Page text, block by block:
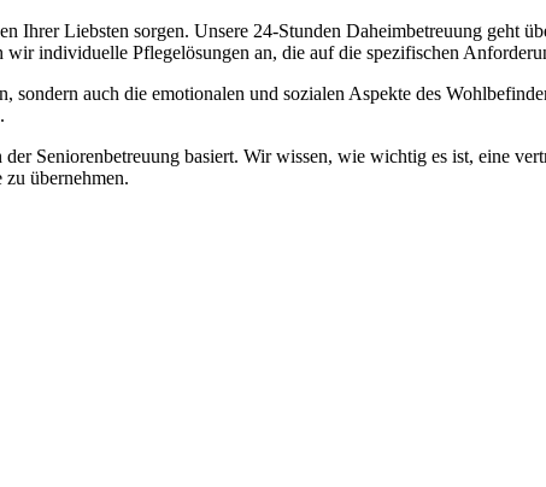
Ihrer Liebsten sorgen. Unsere 24-Stunden Daheimbetreuung geht
individuelle Pflegelösungen an, die auf die spezifischen
auch die emotionalen und sozialen Aspekte des
Seniorenbetreuung basiert. Wir wissen, wie wichtig es ist, eine
übernehmen.